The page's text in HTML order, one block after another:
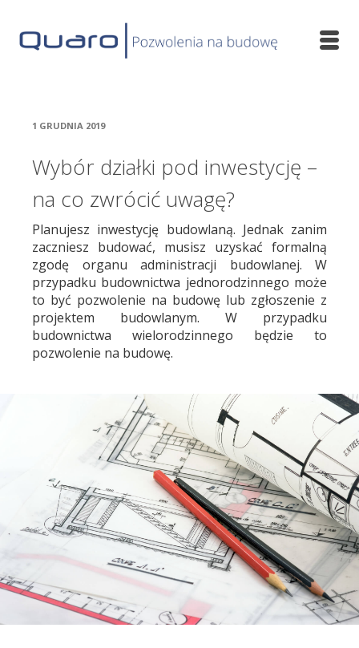
1 GRUDNIA 2019
Wybór działki pod inwestycję –
na co zwrócić uwagę?
Planujesz inwestycję budowlaną. Jednak zanim
zaczniesz budować, musisz uzyskać formalną
zgodę organu administracji budowlanej. W
przypadku budownictwa jednorodzinnego może
to być pozwolenie na budowę lub zgłoszenie z
projektem budowlanym. W przypadku
budownictwa wielorodzinnego będzie to
pozwolenie na budowę.